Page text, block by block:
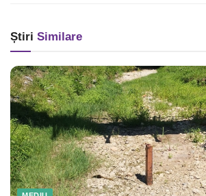
Știri Similare